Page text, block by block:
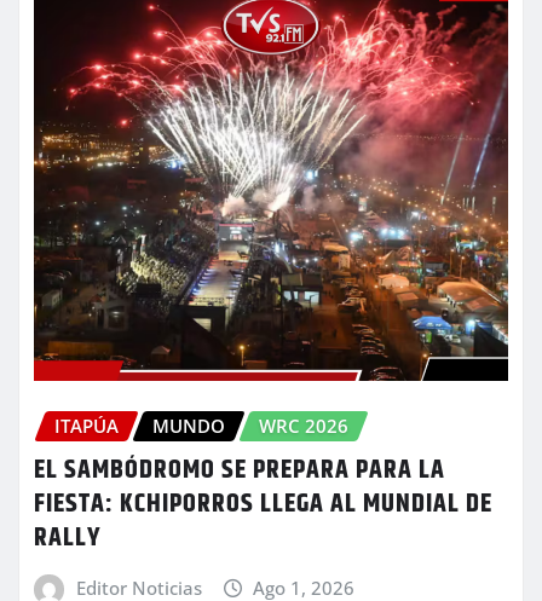
ITAPÚA MUNDO WRC 2026
EL SAMBÓDROMO SE PREPARA PARA LA
FIESTA: KCHIPORROS LLEGA AL MUNDIAL DE
RALLY
Editor Noticias Ago 1, 2026